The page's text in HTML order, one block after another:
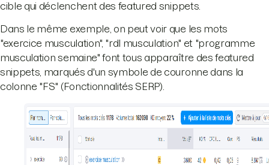
cible qui déclenchent des featured snippets.
Dans le même exemple, on peut voir que les mots
"exercice musculation", "rdl musculation" et "programme
musculation semaine" font tous apparaître des featured
snippets, marqués d'un symbole de couronne dans la
colonne "FS" (Fonctionnalités SERP).